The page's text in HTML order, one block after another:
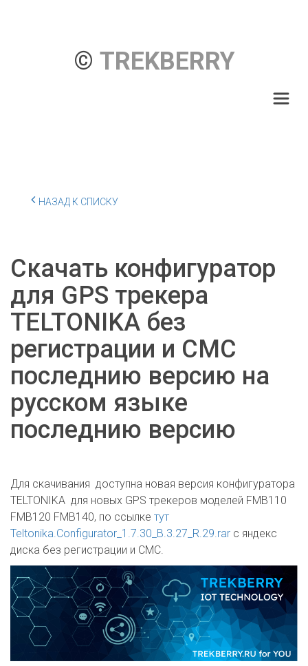
© TREKBERRY
НАЗАД К СПИСКУ
Скачать конфигуратор
для GPS трекера
TELTONIKA без
регистрации и СМС
последнию версию на
русском языке
последнию версию
Для скачивания доступна новая версия конфигуратора
TELTONIKA для новых GPS трекеров моделей FMB110
FMB120 FMB140, по ссылке тут
Teltonika.Configurator_1.7.30_B.3.27_R.29.rar с яндекс
диска без регистрации и СМС.